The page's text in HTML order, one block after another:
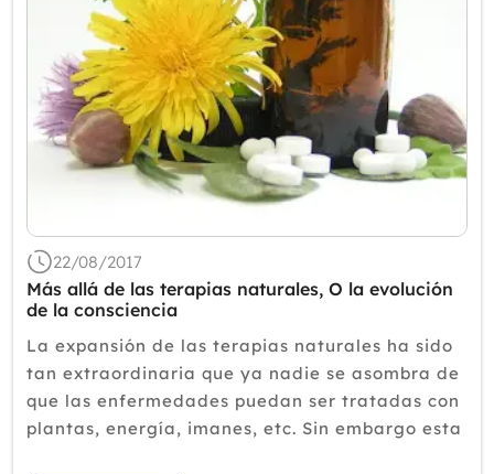
Julio
Junio
Mayo
Abril
Marzo
Febrero
Enero
2015
2014
2013
2012
22/08/2017
Más allá de las terapias naturales, O la evolución
de la consciencia
La expansión de las terapias naturales ha sido
tan extraordinaria que ya nadie se asombra de
que las enfermedades puedan ser tratadas con
plantas, energía, imanes, etc. Sin embargo esta